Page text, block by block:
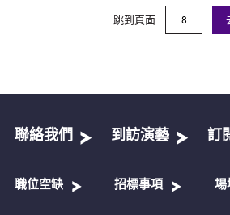
德布西《兩首阿拉貝斯克》第一首，
福雷《西西里舞曲》，作品78 *+
福雷 幻想曲，作品79
聲曲 ^
勒夫蘭《神秘園之歌》#
跳到頁面
聯絡我們 到訪演藝 訂
職位空缺 招標事項 場